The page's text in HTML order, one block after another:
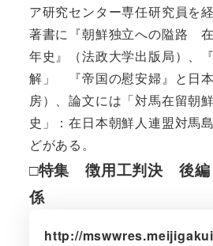
ア研究センター専任研究員を経
著書に『朝鮮独立への隘路
年史』（法政大学出版局）、
解」 『帝国の慰安婦』と日
房）、論文には「対馬在留朝
史」：在日本朝鮮人連盟対馬
どがある。
□特集 徴用工判決 後編
係
http://